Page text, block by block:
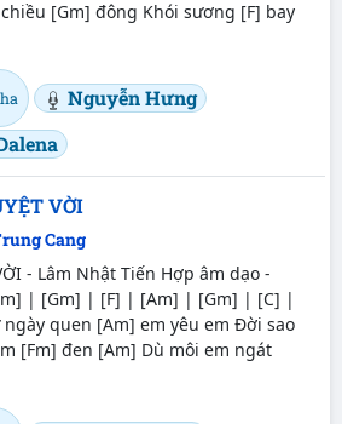
[Gm] đông Khói sương [F] bay
Nguyễn Hưng
VỜI
Cang
- Lâm Nhật Tiến Hợp âm dạo -
| [Gm] | [F] | [Am] | [Gm] | [C] |
quen [Am] em yêu em Đời sao
[Fm] đen [Am] Dù môi em ngát